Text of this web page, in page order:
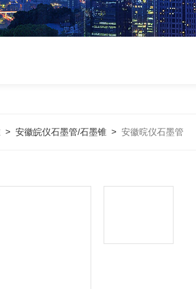
>安徽皖仪石墨管/石墨锥 >安徽晥仪石墨管